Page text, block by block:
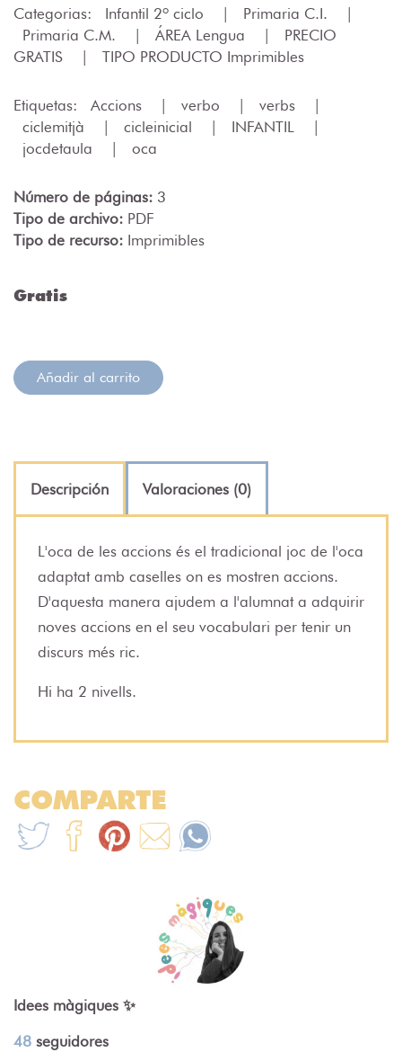
Categorias: Infantil 2º ciclo | Primaria C.I.
|
Primaria C.M.
| ÁREA Lengua |
PRECIO
GRATIS
| TIPO PRODUCTO Imprimibles
Etiquetas: Accions | verbo | verbs
|
ciclemitjà
| cicleinicial | INFANTIL
|
jocdetaula
| oca
Número de páginas: 3
Tipo de archivo: PDF
Tipo de recurso: Imprimibles
Gratis
Añadir al carrito
Descripción Valoraciones (0)
L'oca de les accions és el tradicional joc de l'oca
adaptat amb caselles on es mostren accions.
D'aquesta manera ajudem a l'alumnat a adquirir
noves accions en el seu vocabulari per tenir un
discurs més ric.
Hi ha 2 nivells.
COMPARTE
Idees màgiques ✨
48 seguidores